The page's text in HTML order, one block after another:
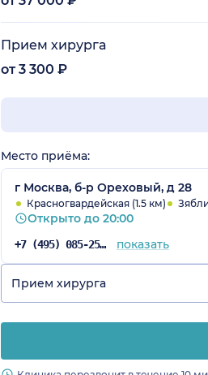
Прием хирурга
от 3 300 ₽
Место приёма:
г Москва, б-р Ореховый, д 28
Красногвардейская (1.5 км)
Открыто до 20:00
+7 (495) 085-25-03 показать
Прием хирурга